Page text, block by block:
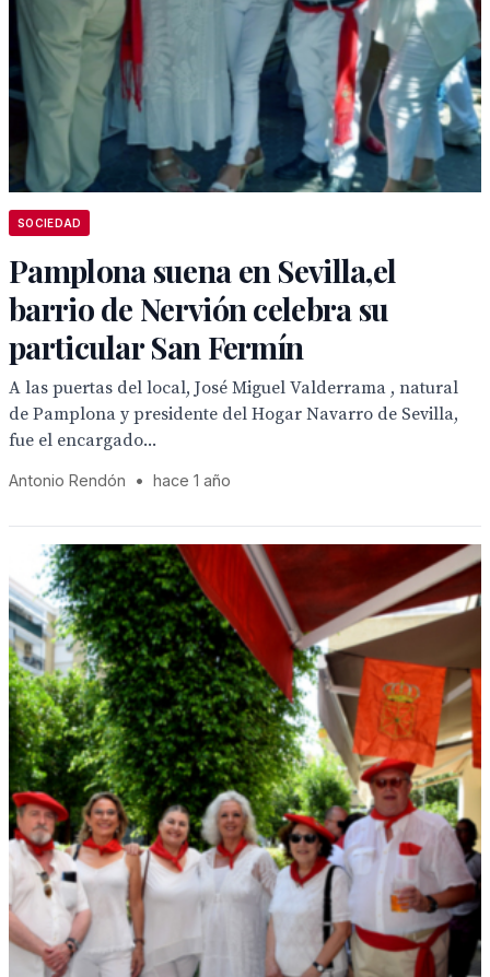
SOCIEDAD
Pamplona suena en Sevilla,el
barrio de Nervión celebra su
particular San Fermín
A las puertas del local, José Miguel Valderrama , natural
de Pamplona y presidente del Hogar Navarro de Sevilla,
fue el encargado...
Antonio Rendón • hace 1 año